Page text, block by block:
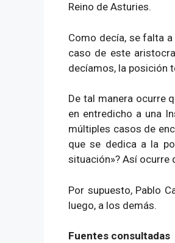
Reino de Asturies.
Como decía, se falta
caso de este
decíamos, la posición
De tal manera ocurre
en entredicho a una
múltiples casos de
que se dedica a la
situación»? Así ocurre
Por supuesto, Pablo
luego, a los demás.
Fuentes consultadas